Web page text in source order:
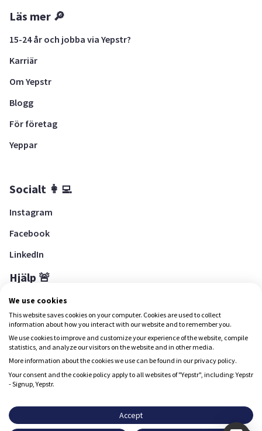
Läs mer 🔎
15-24 år och jobba via Yepstr?
Karriär
Om Yepstr
Blogg
För företag
Yeppar
Socialt 👩‍💻
Instagram
Facebook
LinkedIn
Hjälp 🚨
Hjälpcenter
Ladda ned Yepstr
Ladda ned Yepstr
upplevelse.
We use cookies
This website saves cookies on your computer. Cookies are used to collect
information about how you interact with our website and to remember you.
We use cookies to improve and customize your experience of the website, compile
statistics, and analyze our visitors on the website and in other media.
More information about the cookies we use can be found in our privacy policy.
Your consent and the cookie policy apply to all websites of "Yepstr", including: Yepstr
- Signup, Yepstr.
Accept